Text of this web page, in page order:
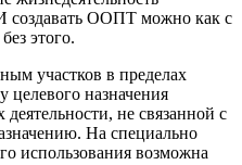
ООПТ можно как с
этого.
участков в пределах
назначения
не связанной с
На специально
использования возможна